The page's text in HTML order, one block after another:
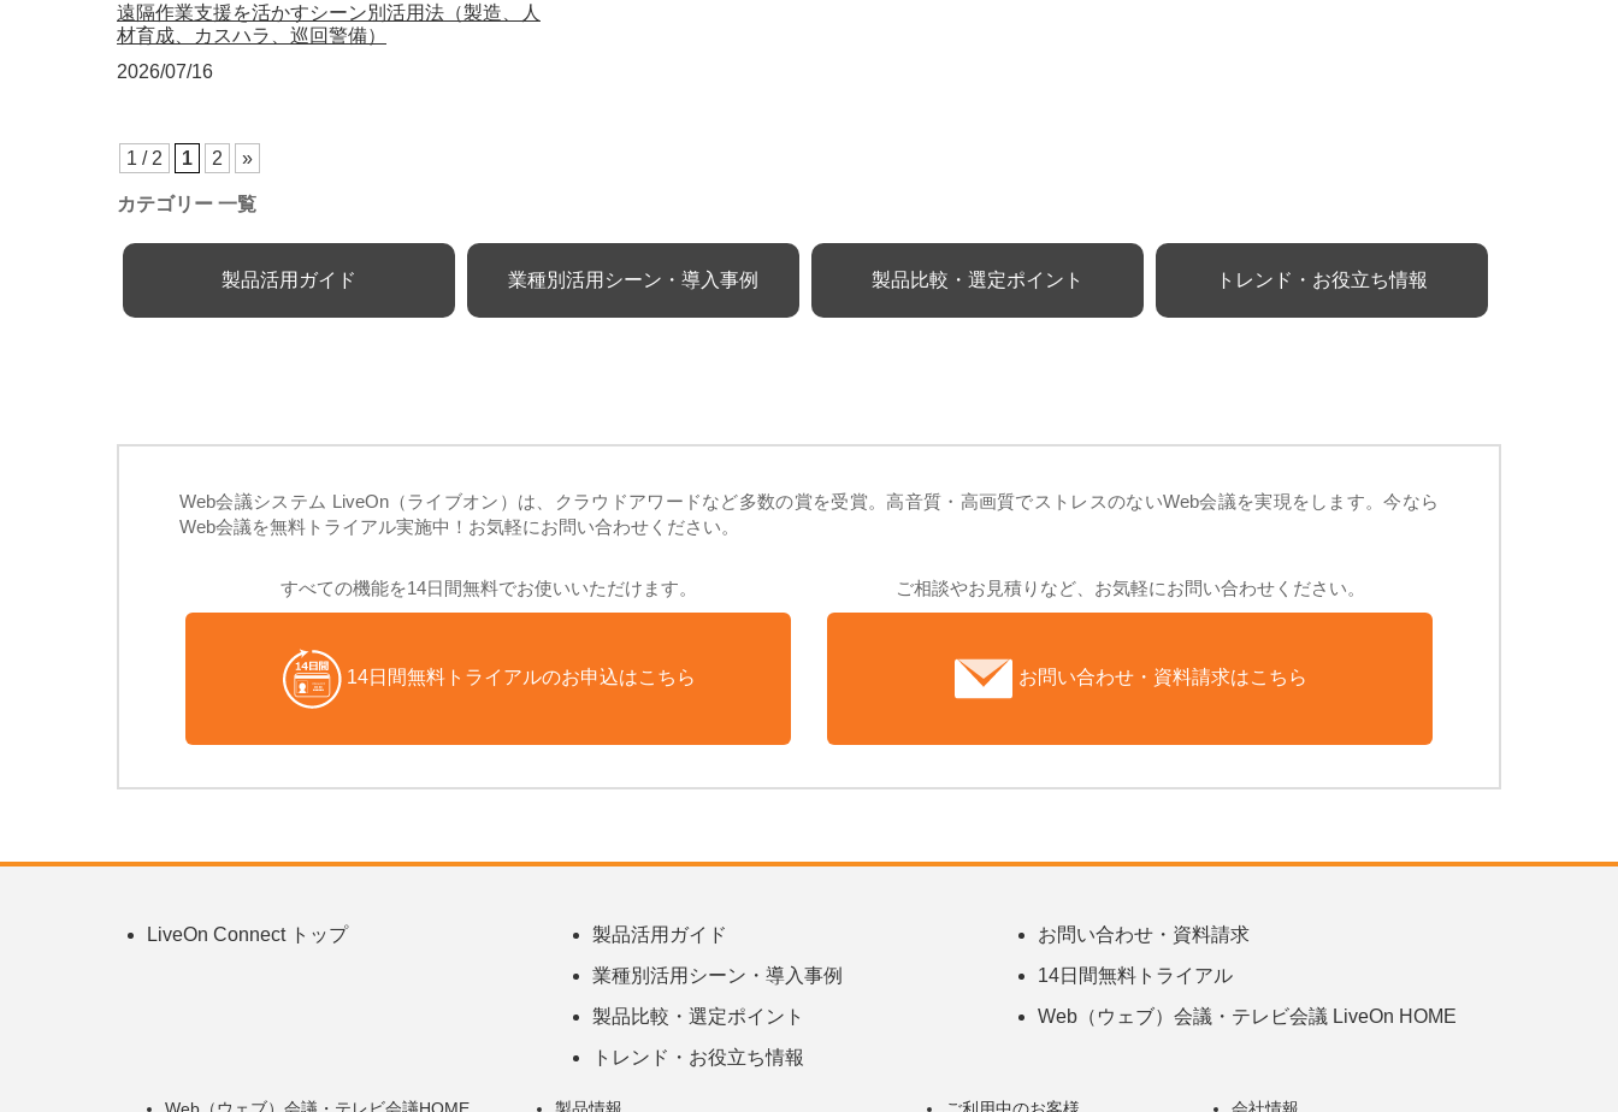
遠隔作業支援を活かすシーン別活用法（製造、人
材育成、カスハラ、巡回警備）
2026/07/16
1 / 2 1 2 »
カテゴリー 一覧
製品活用ガイド 業種別活用シーン・導入事例 製品比較・選定ポイント トレンド・お役立ち情報
Web会議システム LiveOn（ライブオン）は、クラウドアワードなど多数の賞を受賞。高音質・高画質でストレスのないWeb会議を実現をします。今なら
Web会議を無料トライアル実施中！お気軽にお問い合わせください。
すべての機能を14日間無料でお使いいただけます。
14日間無料トライアルのお申込はこちら
ご相談やお見積りなど、お気軽にお問い合わせください。
お問い合わせ・資料請求はこちら
LiveOn Connect トップ
製品活用ガイド
業種別活用シーン・導入事例
製品比較・選定ポイント
トレンド・お役立ち情報
お問い合わせ・資料請求
14日間無料トライアル
Web（ウェブ）会議・テレビ会議 LiveOn HOME